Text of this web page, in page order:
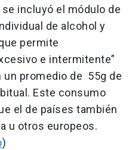
incluyó el módulo de
de alcohol y
permite
e intermitente”
un promedio de 55g de
Este consumo
el de países también
u otros europeos.
)